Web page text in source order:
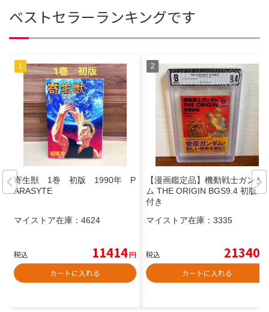
ベストセラーランキングです
寄生獣 1巻 初版 1990年 P
ARASYTE
マイストア在庫： 4624
税込 11414円
カートに入れる
【漫画鑑定品】機動戦士ガンダ
ム THE ORIGIN BGS9.4 初版 帯
付き
マイストア在庫： 3335
税込 21340
カートに入れる